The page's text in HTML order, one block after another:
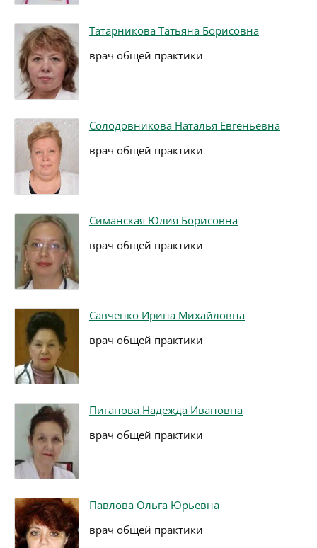
Татарникова Татьяна Борисовна
врач общей практики
Солодовникова Наталья Евгеньевна
врач общей практики
Симанская Юлия Борисовна
врач общей практики
Савченко Ирина Михайловна
врач общей практики
Пиганова Надежда Ивановна
врач общей практики
Павлова Ольга Юрьевна
врач общей практики